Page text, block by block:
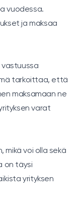
vuodessa.
ja maksaa
vastuussa
tarkoittaa, että
maksamaan ne
varat
mikä voi olla sekä
on täysi
yrityksen